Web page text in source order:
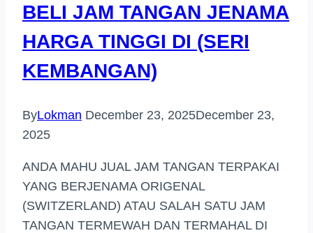
BELI JAM TANGAN JENAMA
HARGA TINGGI DI (SERI
KEMBANGAN)
ByLokman December 23, 2025December 23,
2025
ANDA MAHU JUAL JAM TANGAN TERPAKAI
YANG BERJENAMA ORIGENAL
(SWITZERLAND) ATAU SALAH SATU JAM
TANGAN TERMEWAH DAN TERMAHAL DI